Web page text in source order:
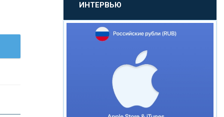
«ПРОМСВЯЗЬБАНК»
«НОВИКОМБАНК»
«СМП БАНК»
«ВНЕШПРОМБАНК»
ИНТЕРВЬЮ